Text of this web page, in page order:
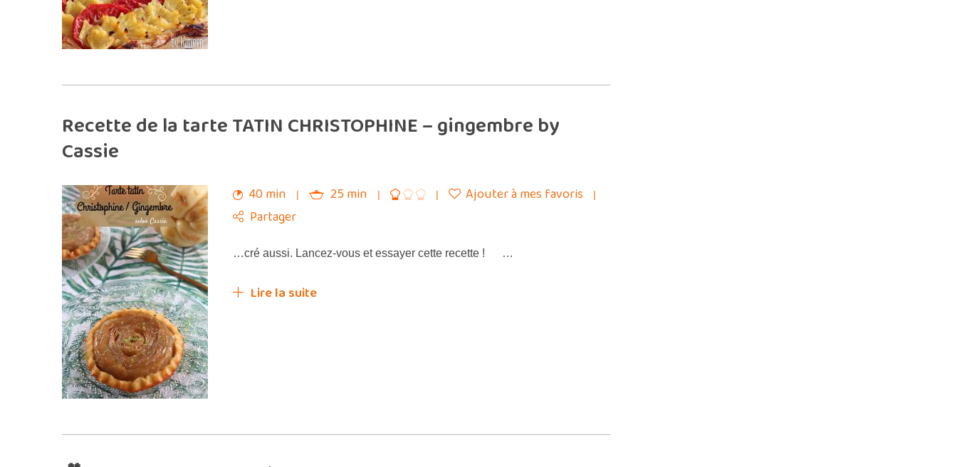
Recette de la tarte TATIN CHRISTOPHINE – gingembre by
Cassie
40 min 25 min
Ajouter à mes favoris
Partager
…cré aussi. Lancez-vous et essayer cette recette ! …
Lire la suite